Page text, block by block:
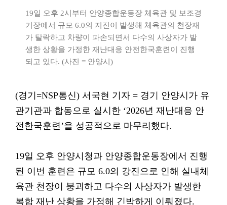
19일 오후 2시부터 안양종합운동장 체육관 및 보조경
기장에서 규모 6.0의 지진이 발생해 체육관의 천장재
가 탈락하고 차량이 파손되면서 다수의 사상자가 발
생한 상황을 가정한 재난대응 안전한국훈련이 진행
되고 있다. (사진 = 안양시)
(경기=NSP통신) 서국현 기자 = 경기 안양시가 유
관기관과 합동으로 실시한 ‘2026년 재난대응 안
전한국훈련’을 성공적으로 마무리했다.
19일 오후 안양시청과 안양종합운동장에서 진행
된 이번 훈련은 규모 6.0의 강진으로 인해 실내체
육관 천장이 붕괴하고 다수의 사상자가 발생한
복합 재난 상황을 가정해 긴박하게 이뤄졌다.